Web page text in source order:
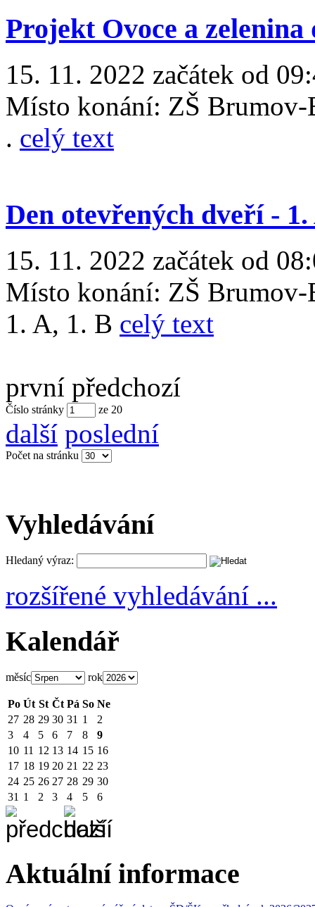
Projekt Ovoce a zelenina
15. 11. 2022 začátek od
Místo konání: ZŠ
. celý text
Den otevřených dveří - 1.
15. 11. 2022 začátek od
Místo konání: ZŠ
1. A, 1. B celý text
první předchozí
Číslo stránky ze 20
další poslední
Počet na stránku
Vyhledávání
Hledaný výraz:
rozšířené vyhledávání ...
Kalendář
měsíc rok
Po Út St Čt Pá So Ne
27 28 29 30 31 1
2
3
4 5 6 7 8
9
10 11 12 13 14 15 16
17 18 19 20 21 22 23
24 25 26 27 28 29 30
31 1 2 3 4 5 6
Aktuální informace